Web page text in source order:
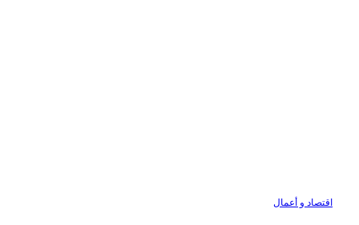
اقتصاد و أعمال